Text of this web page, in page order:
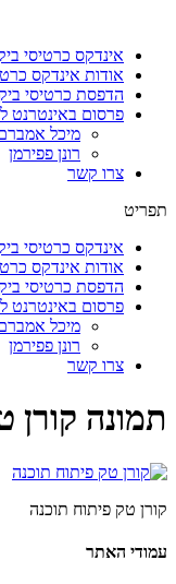
אינדקס כרטיסי
אודות אינדקס
הדפסת כרטיסי
פרסום באינטרנט
מיכל
רונן פפירמן
צרו קשר
תפריט
אינדקס כרטיסי
אודות אינדקס
הדפסת כרטיסי
פרסום באינטרנט
מיכל
רונן פפירמן
צרו קשר
תמונה קורן
קורן טק פיתוח תוכנה
עמודי האתר